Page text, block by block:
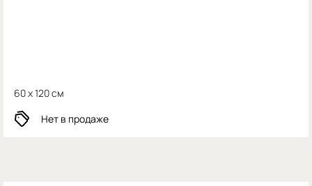
60 x 120 см
Нет в продаже